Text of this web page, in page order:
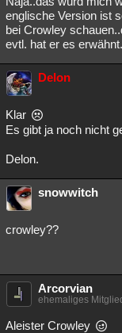
englische Version ist
bei Crowley
evtl. hat er es
Delon
Klar
Es gibt ja noch nicht
Delon.
snowwitch
crowley??
Arcorvian
ehemaliges
Aleister Crowley